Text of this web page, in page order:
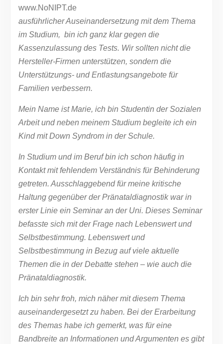
ausführlicher Auseinandersetzung mit dem Thema
im Studium, bin ich ganz klar gegen die
Kassenzulassung des Tests. Wir sollten nicht die
Hersteller-Firmen unterstützen, sondern die
Unterstützungs- und Entlastungsangebote für
Familien verbessern.
Mein Name ist Marie, ich bin Studentin der Sozialen
Arbeit und neben meinem Studium begleite ich ein
Kind mit Down Syndrom in der Schule.
In Studium und im Beruf bin ich schon häufig in
Kontakt mit fehlendem Verständnis für Behinderung
getreten. Ausschlaggebend für meine kritische
Haltung gegenüber der Pränataldiagnostik war in
erster Linie ein Seminar an der Uni. Dieses Seminar
befasste sich mit der Frage nach Lebenswert und
Selbstbestimmung. Lebenswert und
Selbstbestimmung in Bezug auf viele aktuelle
Themen die in der Debatte stehen – wie auch die
Pränataldiagnostik.
Ich bin sehr froh, mich näher mit diesem Thema
auseinandergesetzt zu haben. Bei der Erarbeitung
des Themas habe ich gemerkt, was für eine
Bandbreite an Informationen und Argumenten es gibt